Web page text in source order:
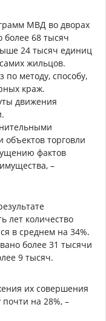
МВД во дворах
более 68 тысяч
24 тысяч единиц
жильцов.
по методу, способу,
краж.
движения
торговли
фактов
–
лет количество
в среднем на 34%.
более 31 тысячи
9 тысяч.
их совершения
на 28%, –